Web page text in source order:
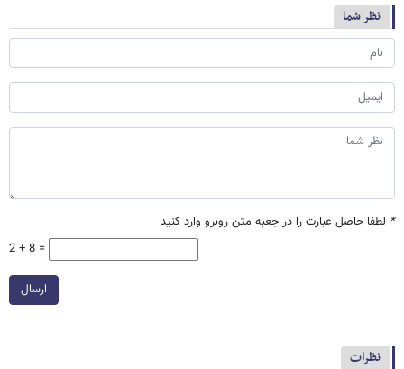
نظر شما
* لطفا حاصل عبارت را در جعبه متن روبرو وارد کنید
2 + 8 =
ارسال
نظرات